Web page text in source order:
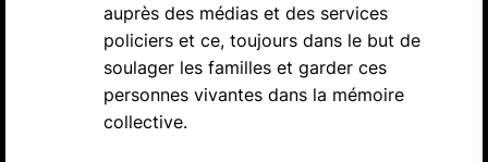
auprès des médias et des services
policiers et ce, toujours dans le but de
soulager les familles et garder ces
personnes vivantes dans la mémoire
collective.